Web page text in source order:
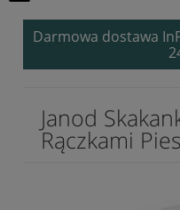
Darmowa dostawa
Janod
Rączkami